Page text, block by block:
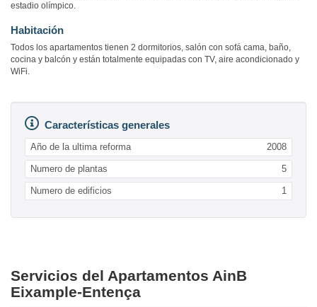
estadio olímpico.
Habitación
Todos los apartamentos tienen 2 dormitorios, salón con sofá cama, baño,
cocina y balcón y están totalmente equipadas con TV, aire acondicionado y
WiFi.
Características generales
Año de la ultima reforma 2008
Numero de plantas 5
Numero de edificios 1
Servicios del Apartamentos AinB
Eixample-Entença